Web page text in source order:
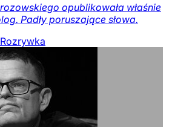
opublikowała właśnie
Padły poruszające słowa.
Rozrywka